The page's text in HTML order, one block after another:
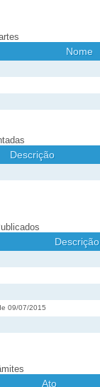
Nome
Descrição
Descrição
09/07/2015
Ato